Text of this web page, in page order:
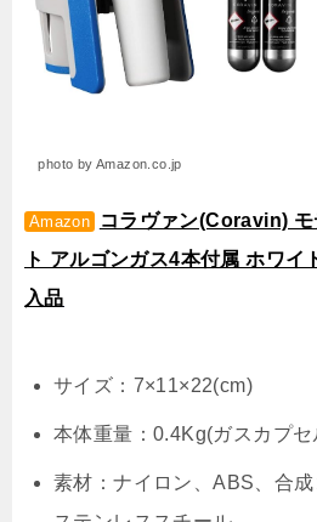
photo by Amazon.co.jp
Amazon コラヴァン(Coravin) モ
ト アルゴンガス4本付属 ホワ
入品
サイズ：7×11×22(cm)
本体重量：0.4Kg(ガスカプセ
素材：ナイロン、ABS、合成